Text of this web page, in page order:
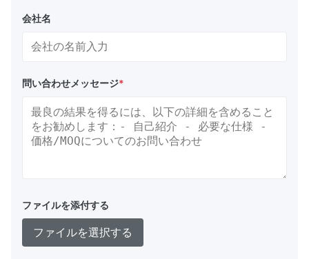
会社名
問い合わせメッセージ*
ファイルを添付する
ファイルを選択する